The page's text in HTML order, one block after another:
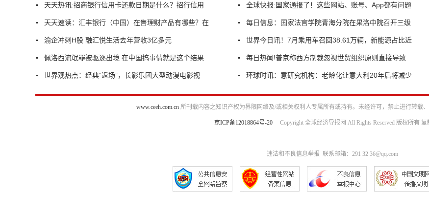
天天热讯:招商银行信用卡还款日期是什么？招行信用
天天速读：汇丰银行（中国）在售理财产品有哪些？在
渝企冲刺H股 融汇悦生活去年营收3亿多元
佩洛西流氓罪被驱逐出境 在中国搞事情就是这个结果
世界观热点：经典“返场”，长影乐团大型动漫电影视
全球快报:国家通报了！这些网站、账号、App都有问题
每日信息：国家法官学院青海分院在果洛中院召开三级
世界今日讯！7月乘用车召回38.61万辆，新能源占比近
每日热闻!普京称西方制裁忽视世贸组织原则直接导致
环球时讯：意研究机构：老龄化让意大利20年后将减少
www.ceeh.com.cn所刊载内容之知识产权为界限网络及/或相关权利人专属所有或持有。未经许可，禁止进行转载
京ICP备12018864号-20 Copyright 全球经济导报网 All Rights Reserved 版权所有 复
违法和不良信息举报 联系邮箱：291 32 36@qq.com